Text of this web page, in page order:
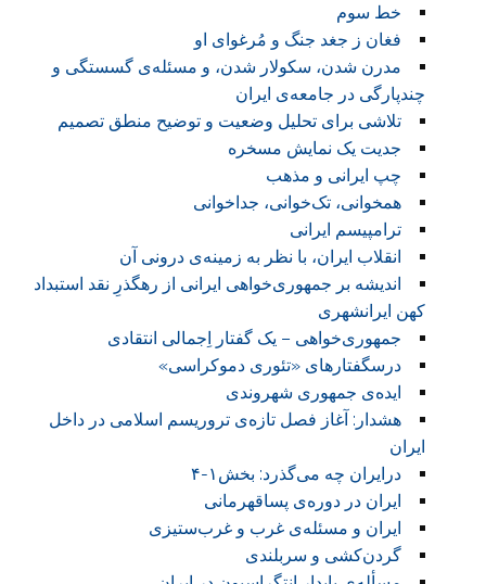
خط سوم
فغان ز جغد جنگ و مُرغوای او
مدرن شدن، سکولار شدن، و مسئله‌ی گسستگی و
چندپارگی در جامعه‌ی ایران
تلاشی برای تحلیل وضعیت و توضیح منطق تصمیم
جدیت یک نمایش مسخره
چپ ایرانی و مذهب
همخوانی، تک‌خوانی، جداخوانی
ترامپیسم ایرانی
انقلاب ایران، با نظر به زمینه‌ی درونی آن
اندیشه‌ بر جمهوری‌خواهی ایرانی از رهگذرِ نقد استبداد
کهن ایرانشهری
جمهوری‌خواهی – یک گفتار اِجمالی انتقادی
درسگفتارهای «تئوری‌ دموکراسی»
ایده‌ی جمهوری شهروندی
هشدار: آغاز فصل تازه‌ی تروریسم اسلامی در داخل
ایران
درایران چه می‌گذرد: بخش۱-۴
ایران در دوره‌ی پساقهرمانی
ایران و مسئله‌ی غرب و غرب‌ستیزی
گردن‌کشی و سربلندی